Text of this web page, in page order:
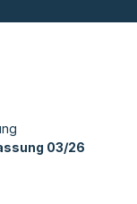
03/26